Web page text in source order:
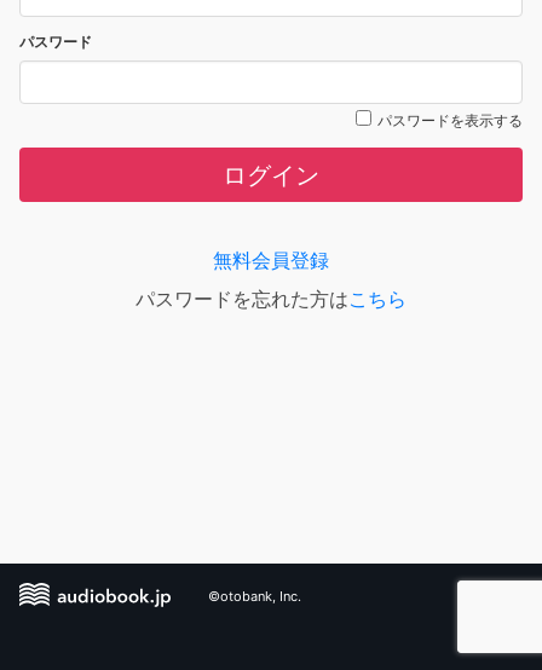
パスワード
パスワードを表示する
ログイン
無料会員登録
パスワードを忘れた方はこちら
©otobank, Inc.